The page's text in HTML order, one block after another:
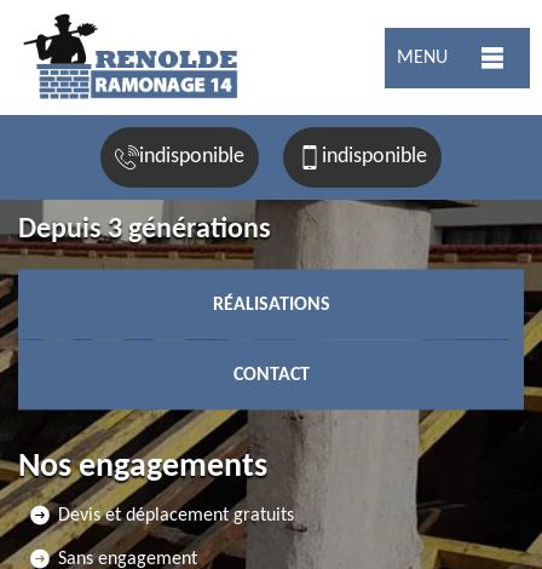
MENU
indisponible indisponible
Depuis 3 générations
RÉALISATIONS
CONTACT
Nos engagements
Devis et déplacement gratuits
Sans engagement